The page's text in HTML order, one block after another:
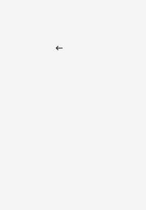
part of it! (Original) Ich